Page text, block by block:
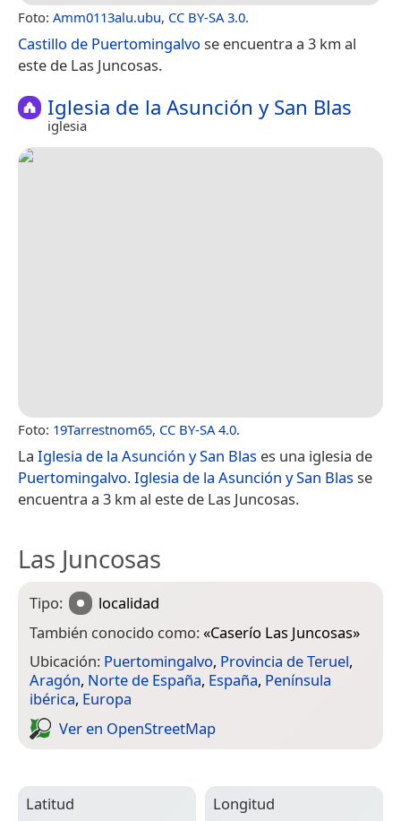
Foto: Amm0113alu.ubu, CC BY-SA 3.0.
Castillo de Puertomingalvo se encuentra a 3 km al
este de Las Juncosas.
Iglesia de la Asunción y San Blas
iglesia
Foto: 19Tarrestnom65, CC BY-SA 4.0.
La Iglesia de la Asunción y San Blas es una iglesia de
Puertomingalvo.Iglesia de la Asunción y San Blasse
encuentra a 3 km al este de Las Juncosas.
Las Juncosas
Tipo:
localidad
También conocido como:«Caserío Las Juncosas»
Ubicación: Puertomingalvo, Provincia de Teruel,
Aragón, Norte de España, España, Península
ibérica, Europa
Ver en Open­Street­Map
Latitud
Longitud